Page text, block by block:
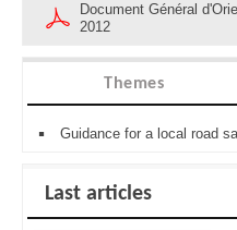
Document Général
2012
Themes
Guidance for a local road
Last articles